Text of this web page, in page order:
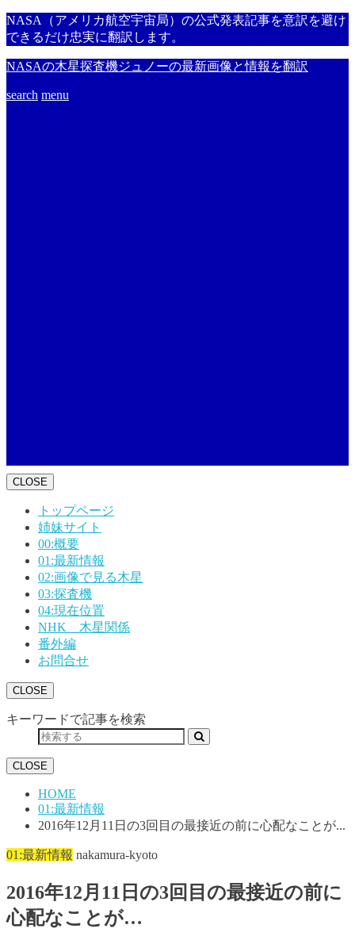
NASA（アメリカ航空宇宙局）の公式発表記事を意訳を避け
できるだけ忠実に翻訳します。
NASAの木星探査機ジュノーの最新画像と情報を翻訳
search menu
CLOSE
トップページ
姉妹サイト
00:概要
01:最新情報
02:画像で見る木星
03:探査機
04:現在位置
NHK 木星関係
番外編
お問合せ
CLOSE
キーワードで記事を検索
CLOSE
HOME
01:最新情報
2016年12月11日の3回目の最接近の前に心配なことが...
01:最新情報 nakamura-kyoto
2016年12月11日の3回目の最接近の前に
心配なことが…